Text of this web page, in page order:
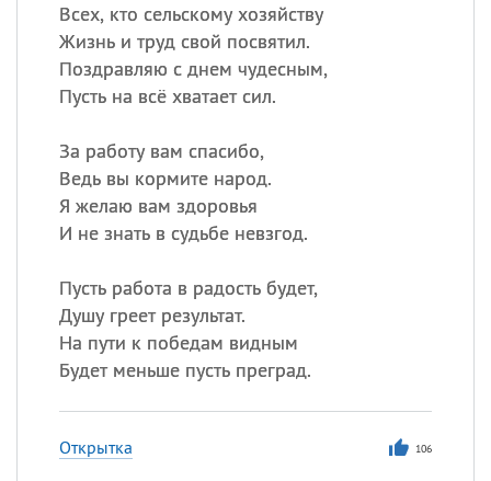
Всех, кто сельскому хозяйству
Жизнь и труд свой посвятил.
Поздравляю с днем чудесным,
Пусть на всё хватает сил.
За работу вам спасибо,
Ведь вы кормите народ.
Я желаю вам здоровья
И не знать в судьбе невзгод.
Пусть работа в радость будет,
Душу греет результат.
На пути к победам видным
Будет меньше пусть преград.
Открытка 106